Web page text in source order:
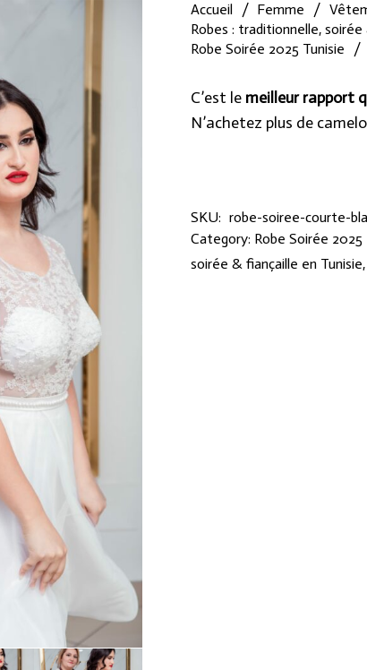
Accueil / Femme /
Robes : traditionnelle,
Robe Soirée 2025 Tunisie
/
C’est le meilleur rapport
N’achetez plus de
SKU: robe-soiree-courte-
Category: Robe Soirée 2025
soirée & fiançaille en Tunisie